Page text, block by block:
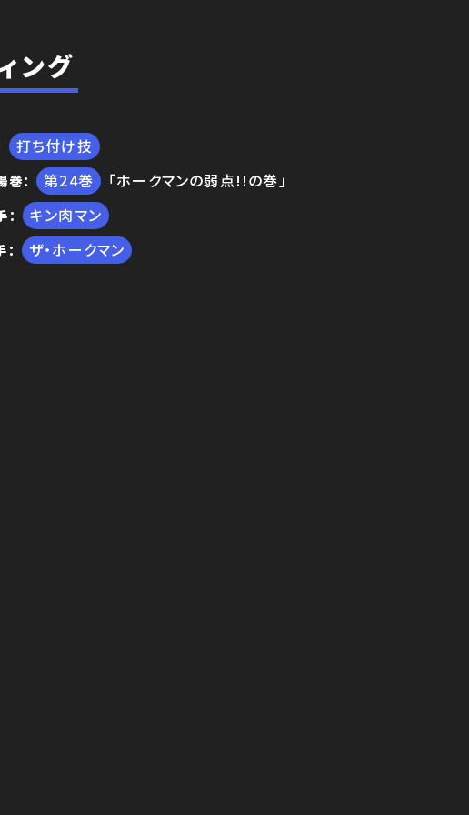
ング
打ち付け技
巻 24 「ホークマンの弱点!!の巻」
キン肉マン
ザ・ホークマン